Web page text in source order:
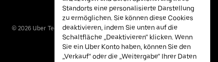
© 2026 Uber Technologies Inc.
Standorts eine personalisierte Darstellung
zu ermöglichen. Sie können diese Cookies
deaktivieren, indem Sie unten auf die
Schaltfläche „Deaktivieren“ klicken. Wenn
Sie ein Uber Konto haben, können Sie den
„Verkauf“ oder die „Weitergabe“ Ihrer Daten